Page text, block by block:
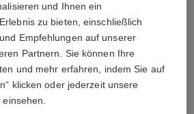
und Ihnen ein
zu bieten, einschließlich
Empfehlungen auf unserer
Partnern. Sie können Ihre
und mehr erfahren, indem Sie auf
klicken oder jederzeit unsere
einsehen.